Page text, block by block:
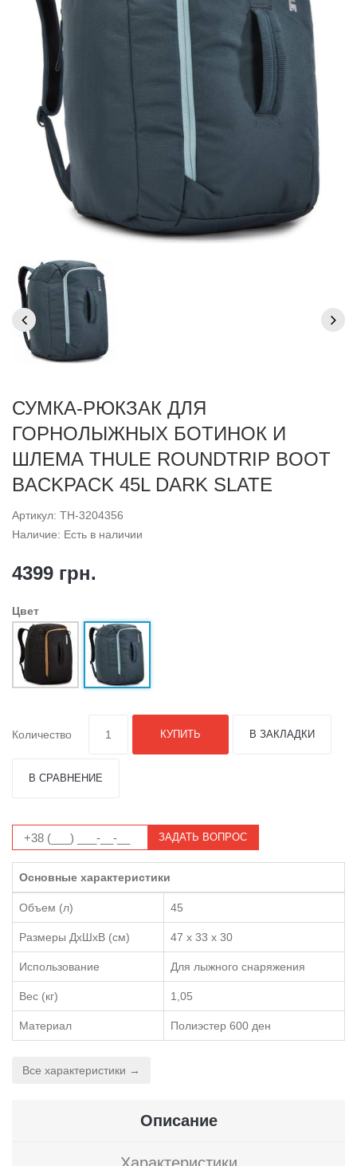
СУМКА-РЮКЗАК ДЛЯ
ГОРНОЛЫЖНЫХ БОТИНОК И
ШЛЕМА THULE ROUNDTRIP BOOT
BACKPACK 45L DARK SLATE
Артикул: TH-3204356
Наличие: Есть в наличии
4399 грн.
Цвет
Количество КУПИТЬ В ЗАКЛАДКИ
В СРАВНЕНИЕ
ЗАДАТЬ ВОПРОС
Основные характеристики
Объем (л) 45
Размеры ДхШхВ (см) 47 x 33 x 30
Использование Для лыжного снаряжения
Вес (кг) 1,05
Материал Полиэстер 600 ден
Все характеристики →
Описание